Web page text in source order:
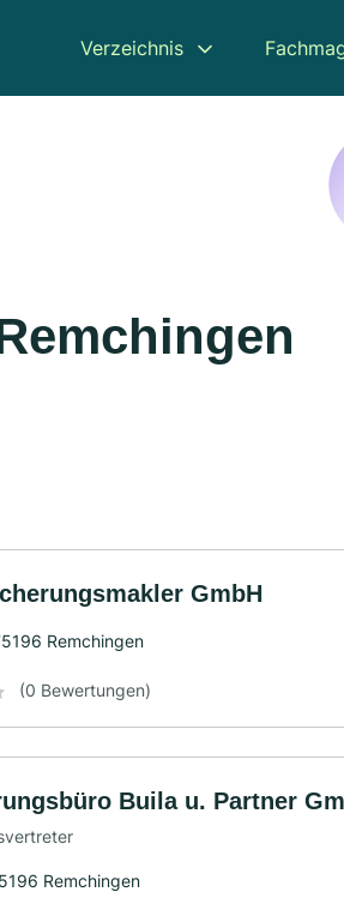
Verzeichnis
GmbH
Remchingen
(0 Bewertungen)
Buila u. Partner
Remchingen